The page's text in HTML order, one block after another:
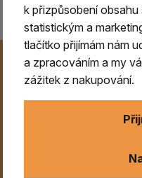
Novinky
Už nikdy nezmeškejte
nabídky.
k přizpůsobení
statistickým a
tlačítko přijímám nám
a zpracováním a my
zážitek z nakupování.